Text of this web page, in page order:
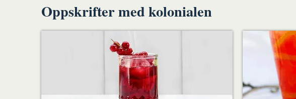
Oppskrifter med kolonialen